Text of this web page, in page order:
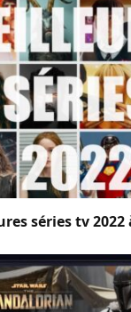
séries tv